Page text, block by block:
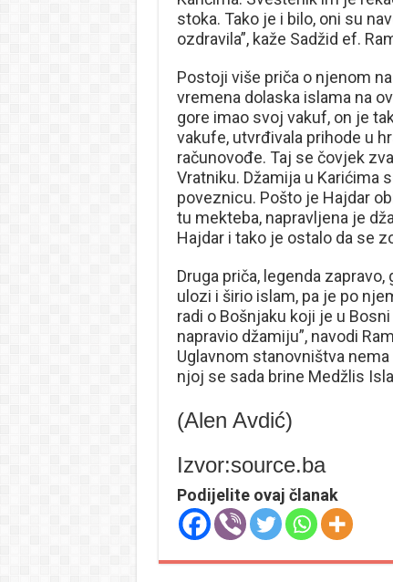
stoka. Tako je i bilo, oni su
ozdravila”, kaže Sadžid ef.
Postoji više priča o njenom
vremena dolaska islama na
gore imao svoj vakuf, on je
vakufe, utvrđivala prihode u
računovođe. Taj se čovjek
Vratniku. Džamija u Karićima
poveznicu. Pošto je Hajdar
tu mekteba, napravljena je
Hajdar i tako je ostalo da se
Druga priča, legenda
ulozi i širio islam, pa je po
radi o Bošnjaku koji je u
napravio džamiju”, navodi
Uglavnom stanovništva
njoj se sada brine Medžlis
(Alen Avdić)
Izvor:source.ba
Podijelite ovaj članak